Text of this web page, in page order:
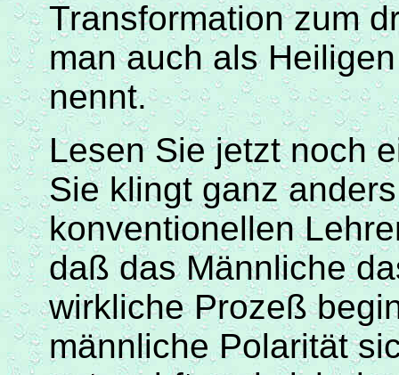
Transformation zum
man auch als
nennt.
Lesen Sie jetzt noch
Sie klingt ganz
konventionellen
daß das Männliche
wirklicheProzeß
männliche Polarität